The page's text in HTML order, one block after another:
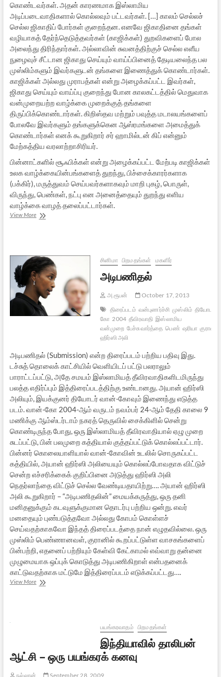
கொண்டவர்கள். அதன் காரணமாக இஸ்லாமிய
அடிப்படைவாதிகளால் கொல்லவும் பட்டவர்கள். […] காலம் செல்லச்
செல்ல ஜிகாதிப் போர்கள் குறைந்தன. எனவே ஜிகாதினை தங்கள்
வழியாகத் தேர்ந்தெடுத்தவர்கள் (காஜிக்கள்) துறவிகளைப் போல
அலைந்து திரிந்தார்கள். அல்லாவின் சுவனத்திற்குச் செல்ல எளீய
நுழைவுச் சீட்டான ஜிகாது செய்யும் வாய்ப்பினைத் தேடியலைந்த பல
முஸ்லிம்களும் இவர்களுடன் தங்களை இணைத்துக் கொண்டார்கள்.
காஜிக்கள் அல்லது முராபத்கள் என்று அழைக்கப்பட்ட இவர்கள்,
ஜிகாது செய்யும் வாய்ப்பு குறைந்து போன காலகட்டத்தில் மெதுவாக
வன்முறையற்ற வாழ்க்கை முறைக்குத் தங்களை
திருப்பிக்கொண்டார்கள். கிறிஸ்தவ மற்றும் பவுத்த மடாலயங்களைப்
போலவே இவர்களும் தங்களுக்கென ஆஸ்ரமங்களை அமைத்துக்
கொண்டார்கள் எனக் கூறுகிறார் சர் ஹாமில்டன் கிப் என்னும்
மேற்கத்திய வரலாற்றாசிரியர்.
பின்னாட்களில் சூஃபிக்கள் என்று அழைக்கப்பட்ட மேற்படி காஜிக்கள்
உலக வாழ்க்கையின்பங்களைத் துறந்து, பிச்சைக்காரர்களாக
(பக்கிர்), மருத்துவம் செய்பவர்களாகவும் மாறி புகழ், பொருள்,
விருந்து, பெண்கள், நட்பு என அனைத்தையும் துறந்து எளிய
வாழ்க்கை வாழத் தலைப்பட்டார்கள்.
View Moreவன்முறையே
சினிமா பிறமதங்கள் மகளிர்
அடிபணிதல்
அ.ரூபன்
October 17, 2013
திரைப்படம் வன்புணர்ச்சி முஸ்லிம் தியோடர்
கோ 2004 தீவிரவாதி இஸ்லாமிய
வன்முறை பேச்சுவார்த்தை பெண் ஷரியா குரான்
ஹிர்ஸி அலி
அடிபணிதல் (Submission) என்ற திரைப்படம் பற்றிய பதிவு இது.
டச்சுத் தொலைக் காட்சியில் வெளியிடப் பட்டு பலராலும்
பாராட்டப்பட்டு, அதே சமயம் இஸ்லாமியத் தீவிரவாதிகளிடமிருந்து
பலத்த எதிர்ப்பும் இத்திரைப்படத்திற்கு உண்டானது. அயான் ஹிர்ஸி
அலியும், இயக்குனர் தியோடர் வான்-கோவும் இணைந்து எடுத்த
படம். வான்-கோ 2004-ஆம் வருடம் நவம்பர் 24-ஆம் தேதி காலை 9
மணிக்கு ஆம்ஸ்டர்டாம் நகரத் தெருவில் சைக்கிளில் சென்று
கொண்டிருந்த போது, ஒரு இஸ்லாமியத் தீவிரவாதியால் ஏழு முறை
சுடப்பட்டு, பின் பலமுறை கத்தியால் குத்தப்பட்டுக் கொல்லப்பட்டார்.
பின்னர் கொலையாளியால் வான்-கோவின் உடலில் சொருகப்பட்ட
கத்தியில், அயான் ஹிர்ஸி அலியையும் கொல்லப்போவதாக விட்டுச்
சென்ற எச்சரிக்கைக் குறிப்பினை அடுத்து ஹிர்ஸி அலி
நெதர்லாந்தை விட்டுச் செல்ல வேண்டியதாயிற்று…. அயான் ஹிர்ஸி
அலி கூறுகிறார் – “அடிபணிதலின்” மையக்கருத்து, ஒரு தனி
மனிதனுக்கும் கடவுளுக்குமான தொடர்பு பற்றிய ஒன்று. எவர்
மனதையும் புண்படுத்தவோ அல்லது கோபம் கொள்ளச்
செய்வதற்காகவோ இந்தத் திரைப்படத்தை நான் எழுதவில்லை. ஒரு
முஸ்லிம் பெண்ணானவள், குரானில் கூறப்பட்டுள்ள வாசகங்களைப்
பின்பற்றி, எதனைப் பற்றியும் கேள்வி கேட்காமல் எவ்வாறு தன்னை
முழுமையாக ஒப்புக் கொடுத்து அடிபணிகிறாள் என்பதனைக்
காட்டுவதற்காக மட்டுமே இத்திரைப்படம் எடுக்கப்பட்டது….
View Moreஅடிபணிதல்
பயங்கரவாதம் பிறமதங்கள்
இந்தியாவில் தாலிபன்
ஆட்சி – ஒரு பயங்கரக் கனவு
நல்லான் September 28, 2009